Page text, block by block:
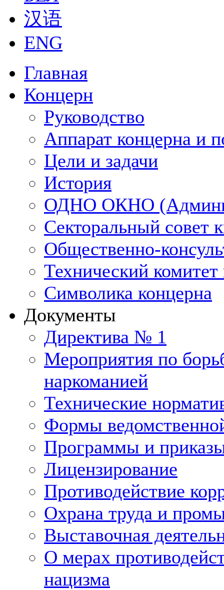
汉语
ENG
Главная
Концерн
Руководство
Аппарат концерна и
Цели и задачи
История
ОДНО ОКНО
Секторальный совет
Общественно-
Технический
Символика концерна
Документы
Директива № 1
Мероприятия по
наркоманией
Технические
Формы
Программы и
Лицензирование
Противодействие
Охрана труда и
Выставочная
О мерах
нацизма